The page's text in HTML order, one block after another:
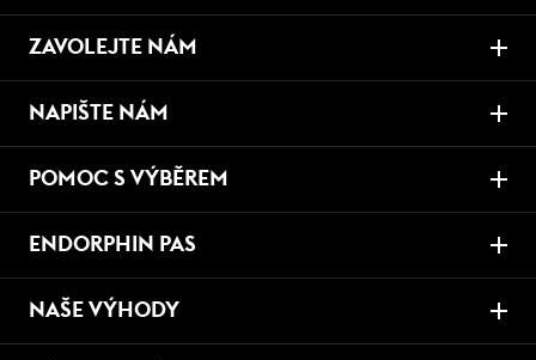
ZAVOLEJTE NÁM
NAPIŠTE NÁM
POMOC S VÝBĚREM
ENDORPHIN PAS
NAŠE VÝHODY